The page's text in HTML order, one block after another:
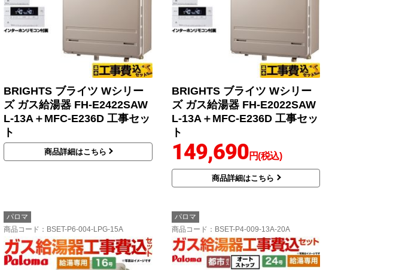
BRIGHTS ブライツ Wシリー
ズ ガス給湯器 FH-E2422SAW
L-13A＋MFC-E236D 工事セッ
ト
商品詳細はこちら
BRIGHTS ブライツ Wシリー
ズ ガス給湯器 FH-E2022SAW
L-13A＋MFC-E236D 工事セッ
ト
149,690円(税込)
商品詳細はこちら
パロマ
商品コード ：BSET-P6-004-LPG-15A
パロマ
商品コード ：BSET-P4-009-13A-20A